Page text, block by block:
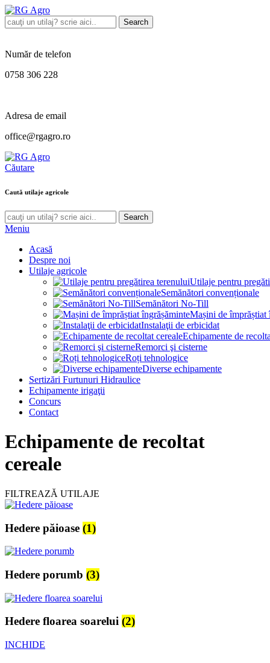
Search
Număr de telefon
0758 306 228
Adresa de email
office@rgagro.ro
Căutare
Caută utilaje agricole
Search
Meniu
Acasă
Despre noi
Utilaje agricole
Utilaje pentru
Semănători convenționale
Semănători No-Till
Mașini de împrăștiat
Instalaţii de erbicidat
Echipamente de
Remorci şi cisterne
Roți tehnologice
Diverse echipamente
Sertizări Furtunuri Hidraulice
Echipamente irigaţii
Concurs
Contact
Echipamente de recoltat
cereale
FILTREAZĂ UTILAJE
Hedere păioase (1)
Hedere porumb (3)
Hedere floarea soarelui (2)
INCHIDE